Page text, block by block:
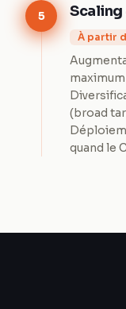
5
À partir
(broad
quand le